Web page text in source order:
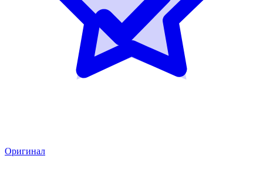
Оригинал